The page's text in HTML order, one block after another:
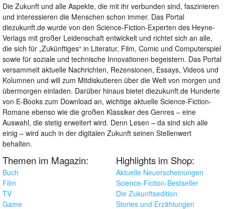
Die Zukunft und alle Aspekte, die mit ihr verbunden sind, faszinieren
und interessieren die Menschen schon immer. Das Portal
diezukunft.de wurde von den Science-Fiction-Experten des Heyne-
Verlags mit großer Leidenschaft entwickelt und richtet sich an alle,
die sich für „Zukünftiges“ in Literatur, Film, Comic und Computerspiel
sowie für soziale und technische Innovationen begeistern. Das Portal
versammelt aktuelle Nachrichten, Rezensionen, Essays, Videos und
Kolumnen und will zum Mitdiskutieren über die Welt von morgen und
übermorgen einladen. Darüber hinaus bietet diezukunft.de Hunderte
von E-Books zum Download an, wichtige aktuelle Science-Fiction-
Romane ebenso wie die großen Klassiker des Genres – eine
Auswahl, die stetig erweitert wird. Denn Lesen – da sind sich alle
einig – wird auch in der digitalen Zukunft seinen Stellenwert
behalten.
Themen im Magazin:
Buch
Film
TV
Game
Highlights im Shop:
Aktuelle Neuerscheinungen
Science-Fiction-Bestseller
Die Zukunftsedition
Stories und Erzählungen